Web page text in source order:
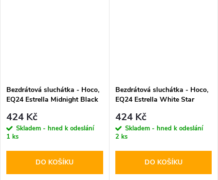
Bezdrátová sluchátka - Hoco,
EQ24 Estrella Midnight Black
424 Kč
Skladem - hned k odeslání
1 ks
DO KOŠÍKU
Bezdrátová sluchátka - Hoco,
EQ24 Estrella White Star
424 Kč
Skladem - hned k odeslání
2 ks
DO KOŠÍKU